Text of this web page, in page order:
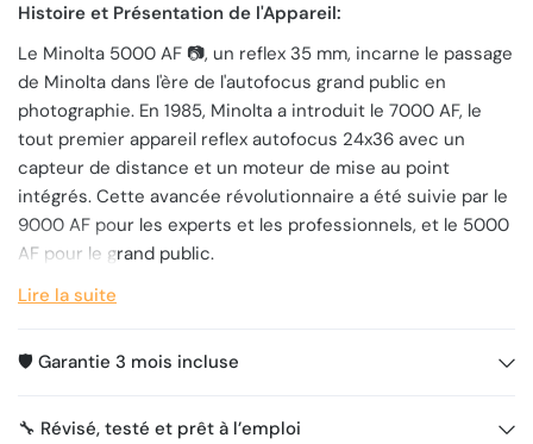
Histoire et Présentation de l'Appareil:
Le Minolta 5000 AF 📷, un reflex 35 mm, incarne le passage
de Minolta dans l'ère de l'autofocus grand public en
photographie. En 1985, Minolta a introduit le 7000 AF, le
tout premier appareil reflex autofocus 24x36 avec un
capteur de distance et un moteur de mise au point
intégrés. Cette avancée révolutionnaire a été suivie par le
9000 AF pour les experts et les professionnels, et le 5000
AF pour le grand public.
Le Minolta 5000 AF, tel que vous le tenez maintenant, se
principalement constitué de polymères, est conçu pour
photographie. Cependant, contrairement à ses
Lire la suite
🛡️ Garantie 3 mois incluse
🔧 Révisé, testé et prêt à l’emploi